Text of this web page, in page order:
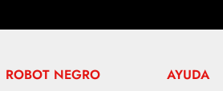
ROBOT NEGRO AYUDA